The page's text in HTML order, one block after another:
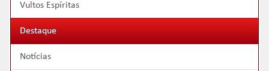
Vultos Espíritas
Destaque
Notícias